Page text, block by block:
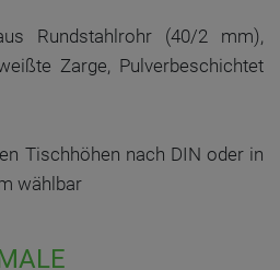
Rundstahlrohr (40/2 mm),
Zarge, Pulverbeschichtet
Tischhöhen nach DIN oder in
wählbar